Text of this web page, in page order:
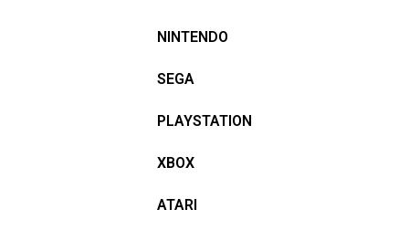
NINTENDO
SEGA
PLAYSTATION
XBOX
ATARI